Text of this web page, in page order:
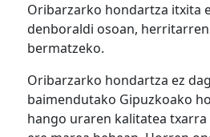
Oribarzarko hondartza itxita
denboraldi osoan,
bermatzeko.
Oribarzarko hondartza ez
baimendutako Gipuzkoako
hango uraren kalitatea txarra